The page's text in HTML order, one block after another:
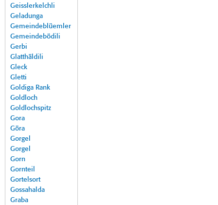
Geisslerkelchli
Geladunga
Gemeindeblüemler
Gemeindebödili
Gerbi
Glatthäldili
Gleck
Gletti
Goldiga Rank
Goldloch
Goldlochspitz
Gora
Göra
Gorgel
Gorgel
Gorn
Gornteil
Gortelsort
Gossahalda
Graba